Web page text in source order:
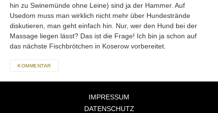
hin zu Swinemünde ohne Leine) sind ja der Hammer. Auf
Usedom muss man wirklich nicht mehr über Hundestrände
diskutieren, man geht einfach hin. Nur, wer den Hund bei der
Massage liegen lässt? Das ist die Frage! Ich bin ja schon auf
das nächste Fischbrötchen in Koserow vorbereitet.
KOMMENTAR
IMPRESSUM
DATENSCHUTZ